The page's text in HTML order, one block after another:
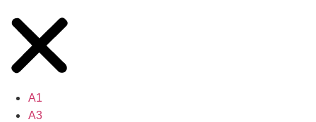
A1
A3